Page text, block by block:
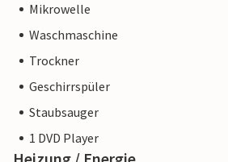
Mikrowelle
Waschmaschine
Trockner
Geschirrspüler
Staubsauger
1 DVD Player